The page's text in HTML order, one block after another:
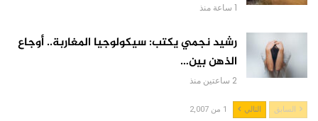
1 ساعة منذ
رشيد نجمي يكتب: سيكولوجيا المغاربة.. أوجاع
الذهن بين…
2 ساعتين منذ
السابق التالي 1 من 2,007